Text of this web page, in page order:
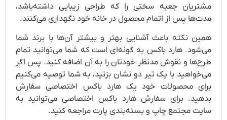
مشتریان جعبه سختی را که طراحی زیبایی داشته‌باشد،
مدت‌ها پس از اتمام محصول در خانه خود نگهداری می‌کنند.
همین نکته باعث آشنایی بهتر و بیشتر آن‌ها با برند شما
می‌شود. هارد باکس به گونه‌ای است که شما می‌توانید تمام
طرح‌ها و نقوش مدنظر خودتان را به آن اضافه کنید. پس اگر
می‌خواهید با یک تیر دو نشان بزنید، به شما توصیه می‌کنیم
برای محصولات خود یک هارد باکس اختصاصی سفارش
بدهید. برای سفارش هارد باکس اختصاصی می‌توانید به
سایت مجتمع چاپ و بسته‌بندی پارت مراجعه کنید.